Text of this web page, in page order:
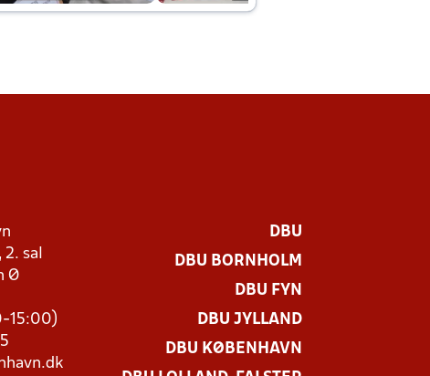
2. sal
Ø
15:00)
DBU
DBU BORNHOLM
DBU FYN
DBU JYLLAND
DBU KØBENHAVN